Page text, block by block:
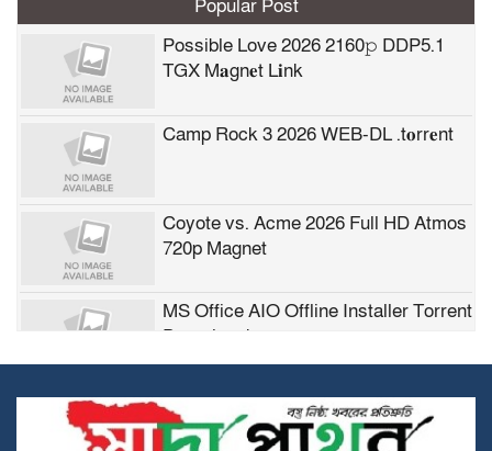
Popular Post
Possible Love 2026 2160𝚙 DDP5.1
TGX M𝐚gn𝐞t L𝐢nk
Camp Rock 3 2026 WEB-DL .t𝐨rr𝐞nt
Coyote vs. Acme 2026 Full HD Atmos
720p Magnet
MS Office AIO Offline Installer Torrent
Dow𝚗l𝚘аd
TallyPrime Crack exe Clean